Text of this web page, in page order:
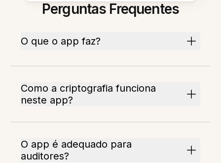
Perguntas Frequentes
O que o app faz?
Como a criptografia funciona
neste app?
O app é adequado para
auditores?